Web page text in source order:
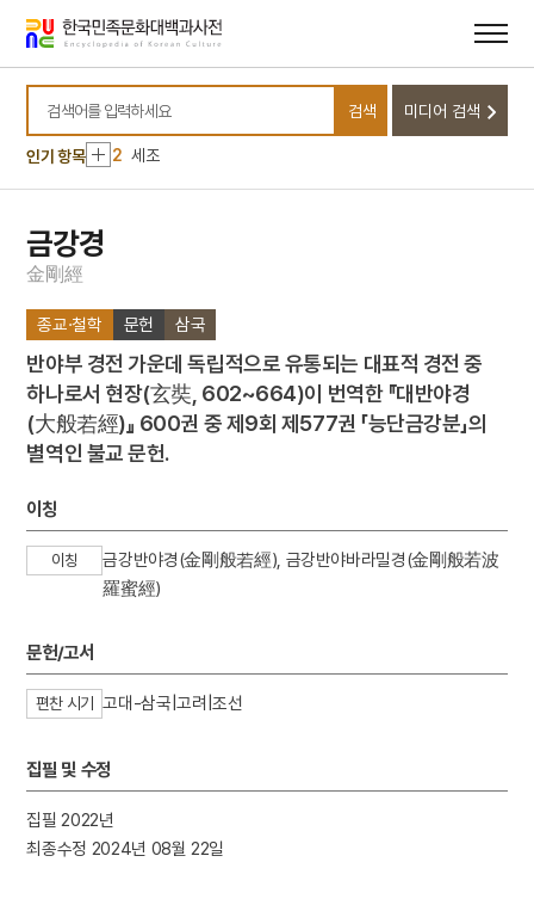
바로가기
바로가기
검색어를 입력하세요
검색 미디어 검색
인기 항목
1 금성대군
2
세조
김상진
8
돈녕부게판
9 무령왕릉
10
봄봄
4
노국대장공주
10 봄봄
금강경
金剛經
종교·철학 문헌 삼국
반야부 경전 가운데 독립적으로 유통되는 대표적 경전 중
하나로서 현장(玄奘, 602~664)이 번역한 『대반야경
(大般若經)』 600권 중 제9회 제577권 「능단금강분」의
별역인 불교 문헌.
이칭
이칭
금강반야경(金剛般若經), 금강반야바라밀경(金剛般若波
羅蜜經)
문헌/고서
편찬 시기 고대-삼국|고려|조선
집필 및 수정
집필 2022년
최종수정 2024년 08월 22일